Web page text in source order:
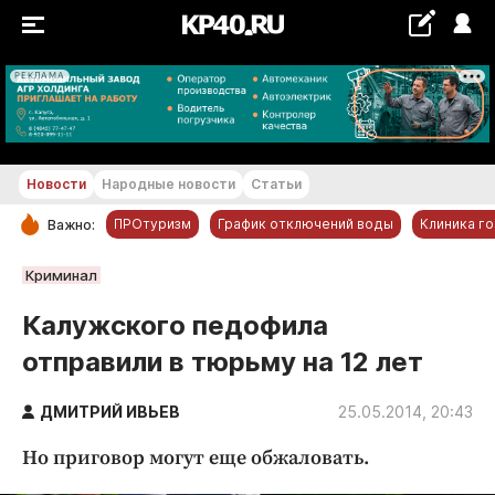
РЕКЛАМА
+18...+19 °С
РУБРИКИ
Новости компаний
Статьи
Народные новости
Благоустройство
Новости Народные новости Статьи
Важно: ПРОтуризм График отключений воды Клиника
Криминал
Калужского педофила
отправили в тюрьму на 12 лет
ДМИТРИЙ ИВЬЕВ 25.05.2014, 20:43
Но приговор могут еще обжаловать.